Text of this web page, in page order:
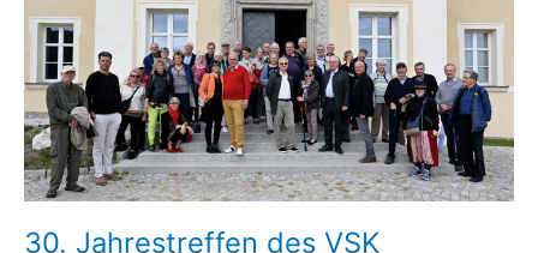
30. Jahrestreffen des VSK